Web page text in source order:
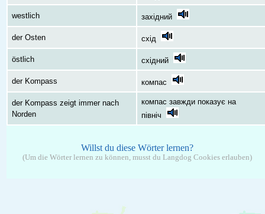
westlich західний
der Osten схід
östlich східний
der Kompass компас
der Kompass zeigt immer nach
Norden
компас завжди показує на
північ
Willst du diese Wörter lernen?
(Um die Wörter lernen zu können, musst du Langdog Cookies erlauben)